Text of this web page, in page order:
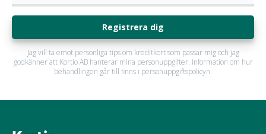
Registrera dig
Jag vill ta emot personliga tips om kreditkort som passar mig och jag
godkänner att Kortio AB hanterar mina personuppgifter. Information om hur
behandlingen går till finns i personuppgiftspolicyn.